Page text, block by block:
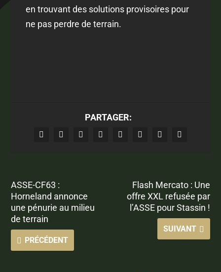
en trouvant des solutions provisoires pour
ne pas perdre de terrain.
PARTAGER:
ASSE-CF63 :
Horneland annonce
une pénurie au milieu
de terrain
PRÉCÉDENT
Flash Mercato : Une
offre XXL refusée par
l’ASSE pour Stassin !
SUIVANT